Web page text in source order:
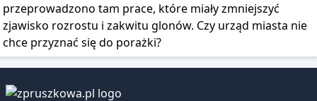
przeprowadzono tam prace, które miały zmniejszyć
zjawisko rozrostu i zakwitu glonów. Czy urząd miasta nie
chce przyznać się do porażki?